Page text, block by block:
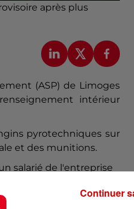
après plus
(ASP) de Limoges
intérieur
pyrotechniques sur
et des munitions.
salarié de l'entreprise
des lieux de la
Continuer